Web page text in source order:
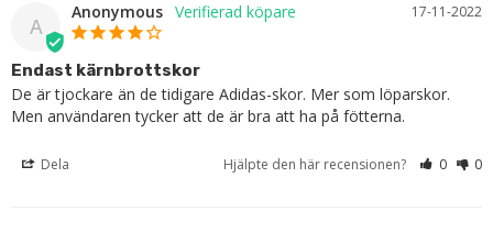
A
17-11-2022
Anonymous
Endast kärnbrottskor
De är tjockare än de tidigare Adidas-skor. Mer som löparskor.
Men användaren tycker att de är bra att ha på fötterna.
Dela Hjälpte den här recensionen? 0 0